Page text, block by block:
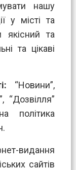
нашу
у місті та
якісний та
та цікаві
“Новини”,
“Дозвілля”
політика
видання
сайтів